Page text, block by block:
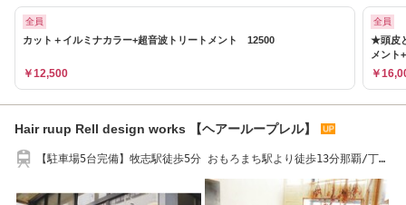
全員
カット＋イルミナカラー+超音波トリートメント 12500
￥12,500
全員
★頭皮
メント
￥
Hair ruup Rell design works 【ヘアーループレル】
【駐車場5台完備】牧志駅徒歩5分 おもろまち駅より徒歩13分那覇/丁寧